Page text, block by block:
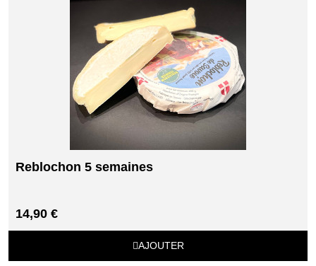
Reblochon 5 semaines
14,90 €
AJOUTER